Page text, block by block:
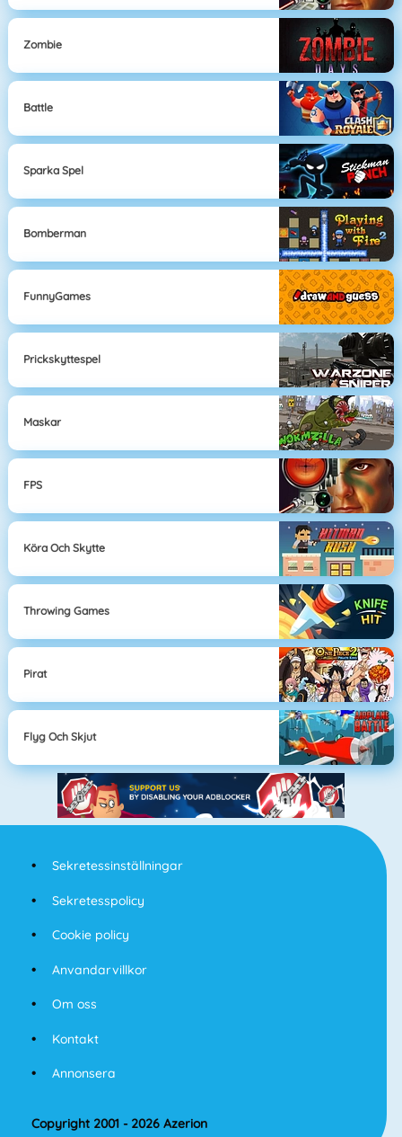
Zombie
Battle
Sparka Spel
Bomberman
FunnyGames
Prickskyttespel
Maskar
FPS
Köra Och Skytte
Throwing Games
Pirat
Flyg Och Skjut
Sekretessinställningar
Sekretesspolicy
Cookie policy
Anvandarvillkor
Om oss
Kontakt
Annonsera
Copyright 2001 - 2026 Azerion